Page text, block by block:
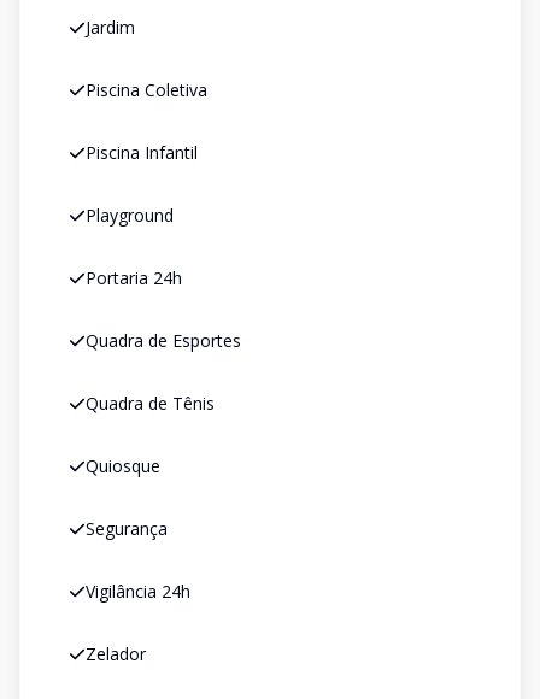
Jardim
Piscina Coletiva
Piscina Infantil
Playground
Portaria 24h
Quadra de Esportes
Quadra de Tênis
Quiosque
Segurança
Vigilância 24h
Zelador